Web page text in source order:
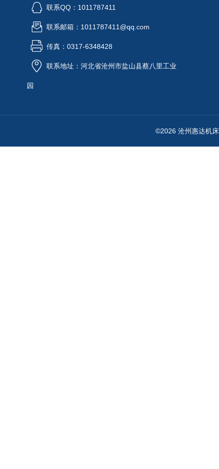
联系QQ：1011787411
联系邮箱：1011787411@qq.com
传真：0317-6348428
联系地址：河北省沧州市盐山县蔡八里工业
园
©2026 沧州惠达机